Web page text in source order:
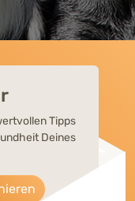
Tipps
Deines